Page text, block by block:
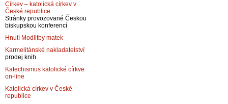
Církev – katolická církev v
České republice
Stránky provozované Českou
biskupskou konferencí
Hnutí Modlitby matek
Karmelitánské nakladatelství
prodej knih
Katechismus katolické církve
on-line
Katolická církev v České
republice